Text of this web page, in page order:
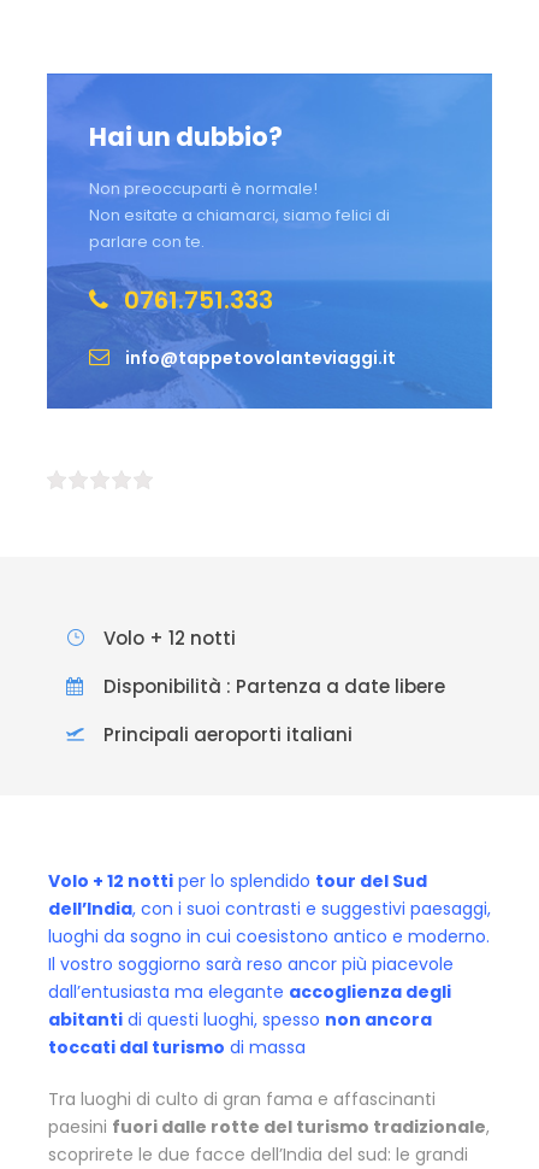
Hai un dubbio?
Non preoccuparti è normale!
Non esitate a chiamarci, siamo felici di
parlare con te.
0761.751.333
info@tappetovolanteviaggi.it
Volo + 12 notti
Disponibilità : Partenza a date libere
Principali aeroporti italiani
Volo + 12 notti per lo splendido tour del Sud
dell’India, con i suoi contrasti e suggestivi paesaggi,
luoghi da sogno in cui coesistono antico e moderno.
Il vostro soggiorno sarà reso ancor più piacevole
dall’entusiasta ma elegante accoglienza degli
abitanti di questi luoghi, spesso non ancora
toccati dal turismo di massa
Tra luoghi di culto di gran fama e affascinanti
paesini fuori dalle rotte del turismo tradizionale,
scoprirete le due facce dell’India del sud: le grandi